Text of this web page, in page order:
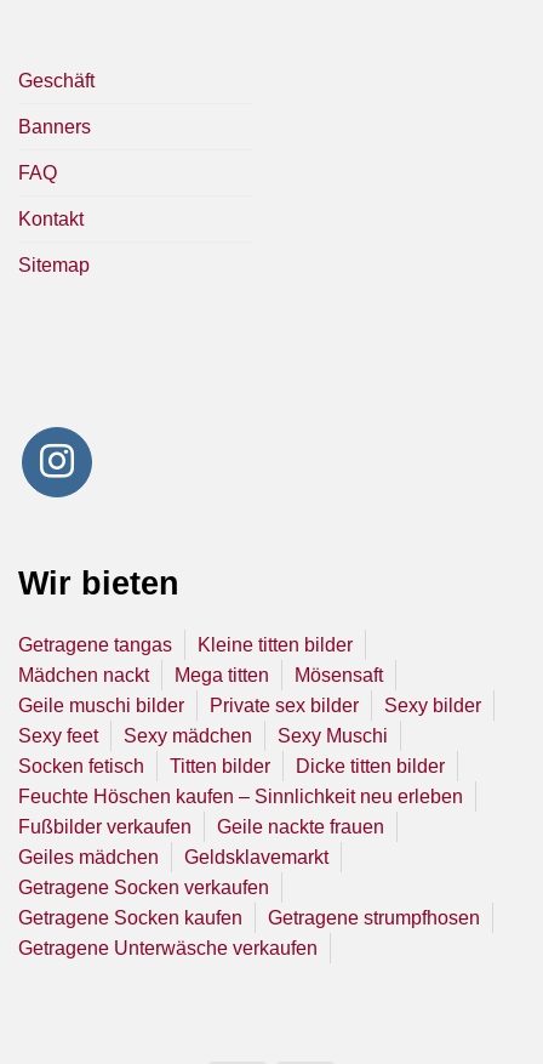
Geschäft
Banners
FAQ
Kontakt
Sitemap
Wir bieten
Getragene tangas
Kleine titten bilder
Mädchen nackt
Mega titten
Mösensaft
Geile muschi bilder
Private sex bilder
Sexy bilder
Sexy feet
Sexy mädchen
Sexy Muschi
Socken fetisch
Titten bilder
Dicke titten bilder
Feuchte Höschen kaufen – Sinnlichkeit neu erleben
Fußbilder verkaufen
Geile nackte frauen
Geiles mädchen
Geldsklavemarkt
Getragene Socken verkaufen
Getragene Socken kaufen
Getragene strumpfhosen
Getragene Unterwäsche verkaufen